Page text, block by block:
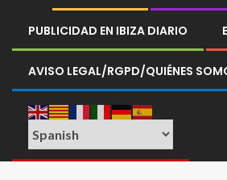
PUBLICIDAD EN IBIZA DIARIO
AVISO LEGAL/RGPD/QUIÉNES